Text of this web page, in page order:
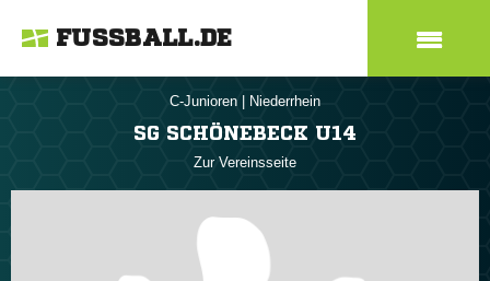
FUSSBALL.DE
C-Junioren Niederrhein
SG SCHÖNEBECK U14
Zur Vereinsseite